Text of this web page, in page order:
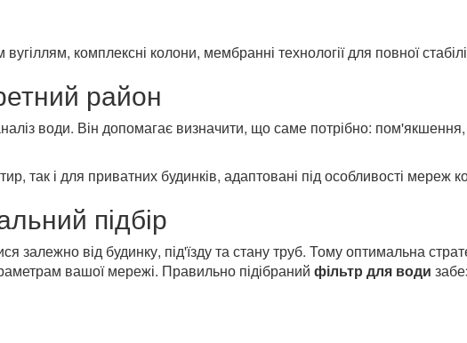
комплексні колони, мембранні технології для повної
район
води. Він допомагає визначити, що саме потрібно:
так і для приватних будинків, адаптовані під особливості мереж
підбір
залежно від будинку, під'їзду та стану труб. Тому оптимальна
вашої мережі. Правильно підібраний фільтр для води